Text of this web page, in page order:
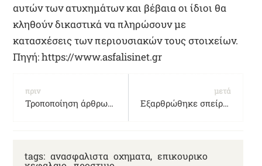
αυτών των ατυχημάτων και βέβαια οι ίδιοι θα
κληθούν δικαστικά να πληρώσουν με
κατασχέσεις των περιουσιακών τους στοιχείων.
Πηγή: https://www.asfalisinet.gr
πριν
Τροποποίηση άρθρων Κώδικα Οδικής Κυκλοφορίας
μετά
Εξαρθρώθηκε σπείρα κλοπής πολυτελών ΙΧ. Εξιχνιάστηκαν μέχρι τώρα 11 κλοπές.
tags:ανασφαλιστα οχηματα,επικουρικο